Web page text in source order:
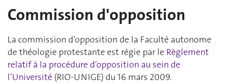
Commission d'opposition
La commission d’opposition de la Faculté autonome
de théologie protestante est régie par le Règlement
relatif à la procédure d’opposition au sein de
l’Université (RIO-UNIGE) du 16 mars 2009.